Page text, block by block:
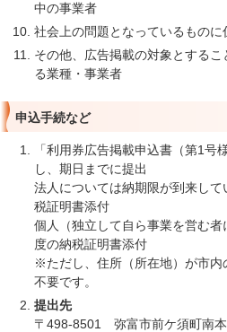
中の事業者
社会上の問題となっているものに
その他、広告掲載の対象とする
る業種・事業者
申込手続など
「利用券広告掲載申込書（第1号
し、期日までに提出
法人については納期限が到来し
税証明書添付
個人（独立して自ら事業を営む
度の納税証明書添付
※ただし、住所（所在地）が市内
不要です。
提出先
〒498-8501 弥富市前ケ須町南